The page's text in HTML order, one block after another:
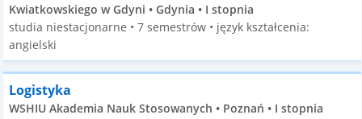
Kwiatkowskiego w Gdyni • Gdynia • I stopnia
studia niestacjonarne • 7 semestrów • język kształcenia:
angielski
Logistyka
WSHIU Akademia Nauk Stosowanych • Poznań • I stopnia